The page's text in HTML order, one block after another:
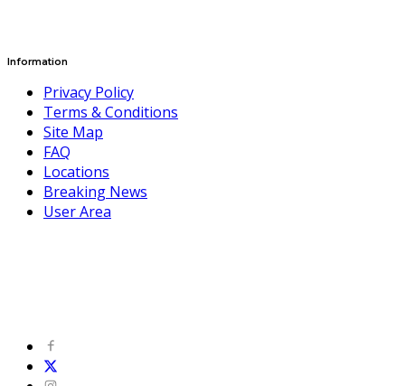
Information
Privacy Policy
Terms & Conditions
Site Map
FAQ
Locations
Breaking News
User Area